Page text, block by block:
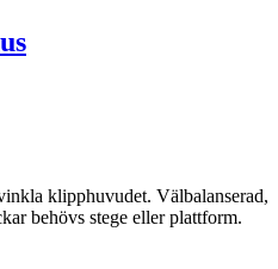
klipphuvudet. Välbalanserad,
behövs stege eller plattform.